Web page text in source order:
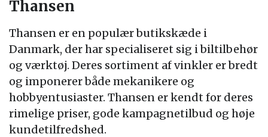
Thansen
Thansen er en populær butikskæde i
Danmark, der har specialiseret sig i biltilbehør
og værktøj. Deres sortiment af vinkler er bredt
og imponerer både mekanikere og
hobbyentusiaster. Thansen er kendt for deres
rimelige priser, gode kampagnetilbud og høje
kundetilfredshed.